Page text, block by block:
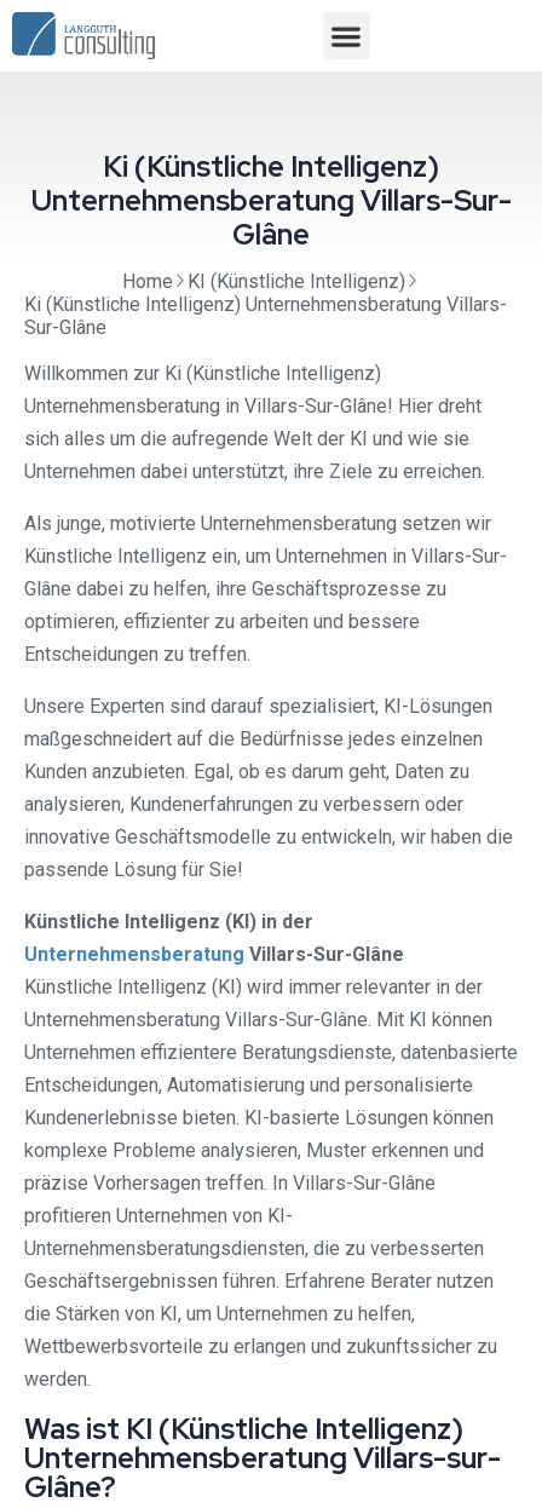
Ki (Künstliche Intelligenz)
Unternehmensberatung Villars-Sur-
Glâne
Home
KI (Künstliche Intelligenz)
Ki (Künstliche Intelligenz) Unternehmensberatung Villars-
Sur-Glâne
Willkommen zur Ki (Künstliche Intelligenz)
Unternehmensberatung in Villars-Sur-Glâne! Hier dreht
sich alles um die aufregende Welt der KI und wie sie
Unternehmen dabei unterstützt, ihre Ziele zu erreichen.
Als junge, motivierte Unternehmensberatung setzen wir
Künstliche Intelligenz ein, um Unternehmen in Villars-Sur-
Glâne dabei zu helfen, ihre Geschäftsprozesse zu
optimieren, effizienter zu arbeiten und bessere
Entscheidungen zu treffen.
Unsere Experten sind darauf spezialisiert, KI-Lösungen
maßgeschneidert auf die Bedürfnisse jedes einzelnen
Kunden anzubieten. Egal, ob es darum geht, Daten zu
analysieren, Kundenerfahrungen zu verbessern oder
innovative Geschäftsmodelle zu entwickeln, wir haben die
passende Lösung für Sie!
Künstliche Intelligenz (KI) in der
Unternehmensberatung Villars-Sur-Glâne
Künstliche Intelligenz (KI) wird immer relevanter in der
Unternehmensberatung Villars-Sur-Glâne. Mit KI können
Unternehmen effizientere Beratungsdienste, datenbasierte
Entscheidungen, Automatisierung und personalisierte
Kundenerlebnisse bieten. KI-basierte Lösungen können
komplexe Probleme analysieren, Muster erkennen und
präzise Vorhersagen treffen. In Villars-Sur-Glâne
profitieren Unternehmen von KI-
Unternehmensberatungsdiensten, die zu verbesserten
Geschäftsergebnissen führen. Erfahrene Berater nutzen
die Stärken von KI, um Unternehmen zu helfen,
Wettbewerbsvorteile zu erlangen und zukunftssicher zu
werden.
Was ist KI (Künstliche Intelligenz)
Unternehmensberatung Villars-sur-
Glâne?